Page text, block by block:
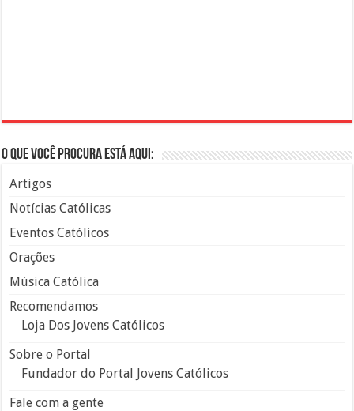
O que você procura está aqui:
Artigos
Notícias Católicas
Eventos Católicos
Orações
Música Católica
Recomendamos
Loja Dos Jovens Católicos
Sobre o Portal
Fundador do Portal Jovens Católicos
Fale com a gente